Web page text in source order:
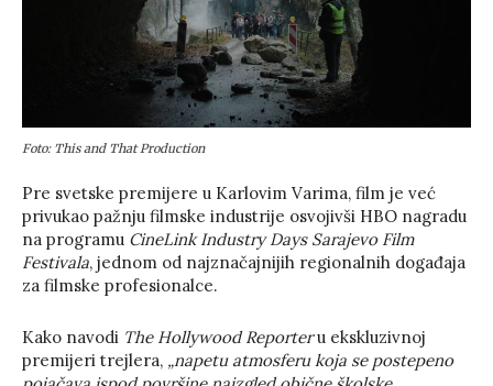
Foto: This and That Production
Pre svetske premijere u Karlovim Varima, film je već
privukao pažnju filmske industrije osvojivši HBO nagradu
na programu CineLink Industry Days Sarajevo Film
Festivala, jednom od najznačajnijih regionalnih događaja
za filmske profesionalce.
Kako navodi The Hollywood Reporteru ekskluzivnoj
premijeri trejlera, „napetu atmosferu koja se postepeno